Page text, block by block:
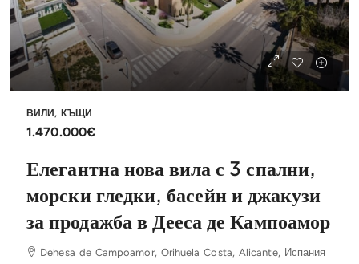
ВИЛИ, КЪЩИ
1.470.000€
Елегантна нова вила с 3 спални,
морски гледки, басейн и джакузи
за продажба в Дееса де Кампоамор
Dehesa de Campoamor, Orihuela Costa, Alicante, Испания